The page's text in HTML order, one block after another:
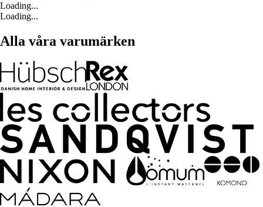
Loading...
Loading...
Alla våra varumärken